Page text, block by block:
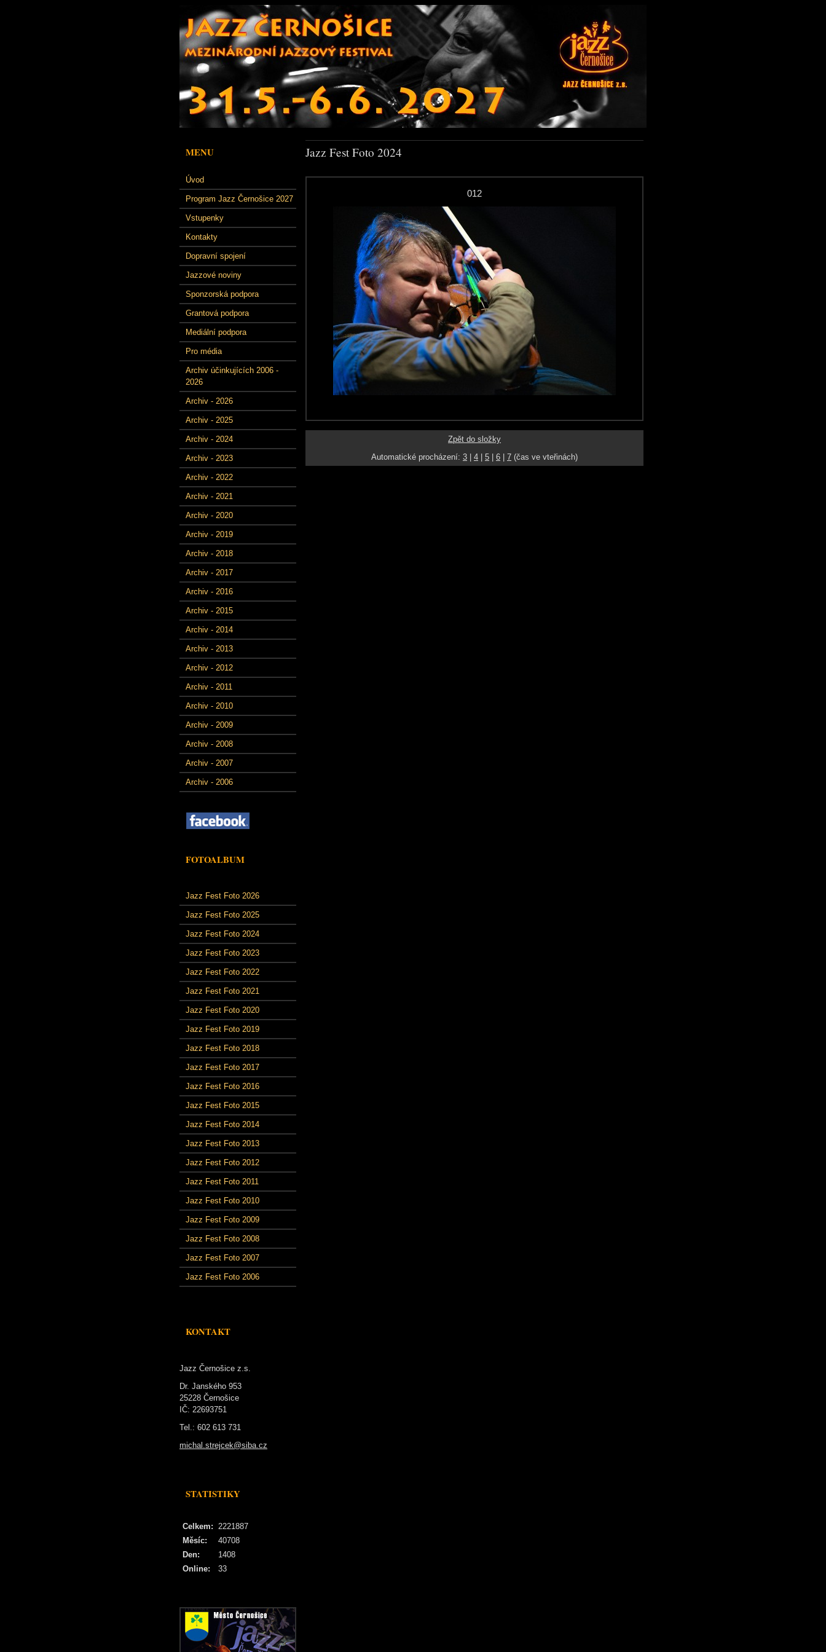
MENU
Úvod
Program Jazz Černošice 2027
Vstupenky
Kontakty
Dopravní spojení
Jazzové noviny
Sponzorská podpora
Grantová podpora
Mediální podpora
Pro média
Archiv účinkujících 2006 -
2026
Archiv - 2026
Archiv - 2025
Archiv - 2024
Archiv - 2023
Archiv - 2022
Archiv - 2021
Archiv - 2020
Archiv - 2019
Archiv - 2018
Archiv - 2017
Archiv - 2016
Archiv - 2015
Archiv - 2014
Archiv - 2013
Archiv - 2012
Archiv - 2011
Archiv - 2010
Archiv - 2009
Archiv - 2008
Archiv - 2007
Archiv - 2006
FOTOALBUM
Jazz Fest Foto 2026
Jazz Fest Foto 2025
Jazz Fest Foto 2024
Jazz Fest Foto 2023
Jazz Fest Foto 2022
Jazz Fest Foto 2021
Jazz Fest Foto 2020
Jazz Fest Foto 2019
Jazz Fest Foto 2018
Jazz Fest Foto 2017
Jazz Fest Foto 2016
Jazz Fest Foto 2015
Jazz Fest Foto 2014
Jazz Fest Foto 2013
Jazz Fest Foto 2012
Jazz Fest Foto 2011
Jazz Fest Foto 2010
Jazz Fest Foto 2009
Jazz Fest Foto 2008
Jazz Fest Foto 2007
Jazz Fest Foto 2006
KONTAKT
Jazz Černošice z.s.
Dr. Janského 953
25228 Černošice
IČ: 22693751
Tel.: 602 613 731
michal.strejcek@siba.cz
STATISTIKY
Online: 33
Celkem: 2221887
Měsíc:
40708
Den:
1408
Jazz Fest Foto 2024
012
Zpět do složky
Automatické procházení: 3 4 5 6 7 (čas ve vteřinách)